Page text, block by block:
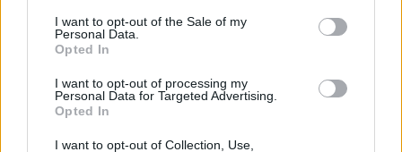
I want to opt-out of the Sale of my
Personal Data.
Opted In
I want to opt-out of processing my
Personal Data for Targeted Advertising.
Opted In
I want to opt-out of Collection, Use,
Nouveau pneu révolutionnaire pour
booster l’autonomie des voitures
électriques
Auto Pour Vous 18 juin 2026